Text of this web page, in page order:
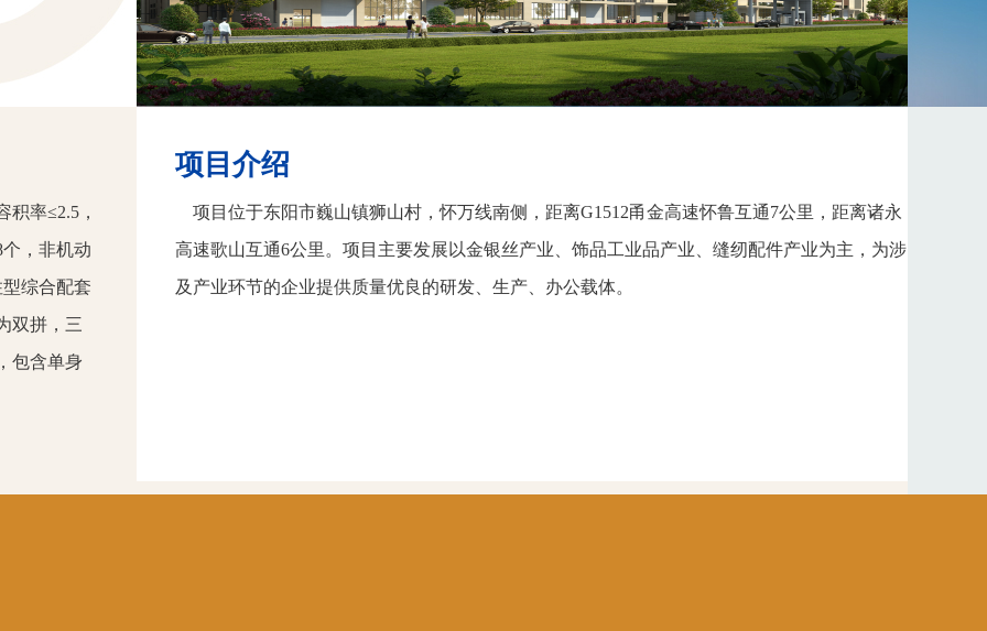
社会招聘 校园招聘 人才计划
客户服务
OA系统
率≤2.5，
个，非机动
综合配套
双拼，三
包含单身
项目介绍
项目位于东阳市巍山镇狮山村，怀万线南侧，距离G1512甬金高速怀鲁互通7公里，距离诸永
高速歌山互通6公里。项目主要发展以金银丝产业、饰品工业品产业、缝纫配件产业为主，为涉
及产业环节的企业提供质量优良的研发、生产、办公载体。